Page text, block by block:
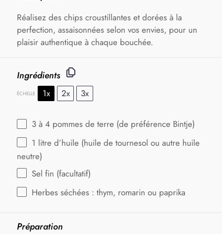
Réalisez des chips croustillantes et dorées à la
perfection, assaisonnées selon vos envies, pour un
plaisir authentique à chaque bouchée.
Ingrédients
ÉCHELLE 1x 2x 3x
3 à 4 pommes de terre (de préférence Bintje)
1 litre d’huile (huile de tournesol ou autre huile
neutre)
Sel fin (facultatif)
Herbes séchées : thym, romarin ou paprika
Préparation